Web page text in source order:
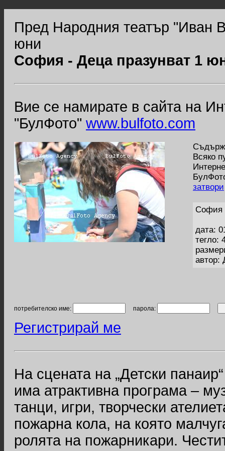
Пред Народния театър "Иван
юни
София - Деца празунват 1
Вие се намирате в сайта на
"БулФото" www.bulfoto.com
Всяко
затвори
София
дата:
тегло:
автор:
потребителско име: парола:
Регистрирай ме
На сцената на „Детски
има атрактивна програма –
танци, игри, творчески
пожарна кола, на която
ролята на пожарникари.